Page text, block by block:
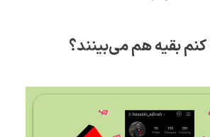
کنم بقیه هم می‌بینند؟